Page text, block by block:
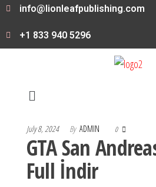
info@lionleafpublishing.com
+1 833 940 5296
July 8, 2024 By ADMIN 0
GTA San
Full İndir